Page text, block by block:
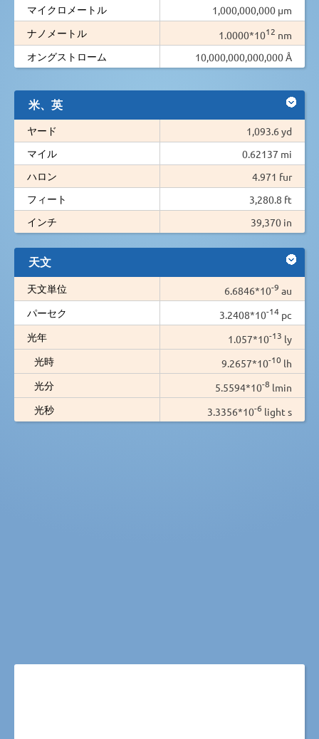
マイクロメートル
1,000,000,000 µm
ナノメートル
1.0000*1012 nm
オングストローム
10,000,000,000,000 Å
米、英
ヤード
1,093.6 yd
マイル
0.62137 mi
ハロン
4.971 fur
フィート
3,280.8 ft
インチ
39,370 in
天文
天文単位 6.6846*10-9 au
パーセク
3.2408*10-14 pc
光年
1.057*10-13 ly
光時
9.2657*10-10 lh
光分
5.5594*10-8 lmin
光秒
3.3356*10-6 light s